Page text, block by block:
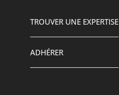
TROUVER UNE EXPERTISE
ADHÉRER